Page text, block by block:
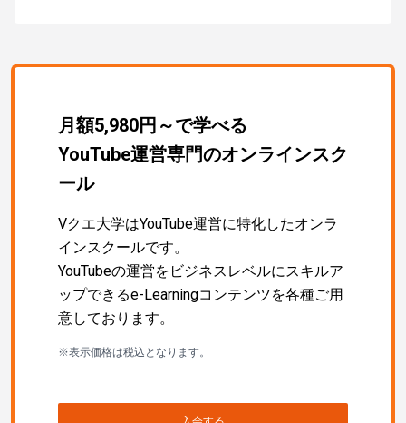
月額5,980円～で学べる
YouTube運営専門のオンラインスク
ール
Vクエ大学はYouTube運営に特化したオンラ
インスクールです。
YouTubeの運営をビジネスレベルにスキルア
ップできるe-Learningコンテンツを各種ご用
意しております。
※表示価格は税込となります。